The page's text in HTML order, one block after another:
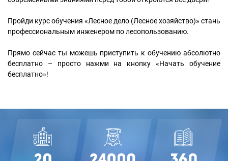
Пройди курс обучения «Лесное дело (Лесное хозяйство)» стань
профессиональным инженером по лесопользованию.
Прямо сейчас ты можешь приступить к обучению абсолютно
бесплатно – просто нажми на кнопку «Начать обучение
бесплатно»!